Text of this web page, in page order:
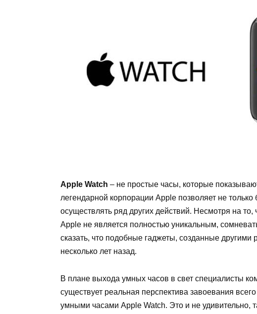
Apple Watch – не простые часы, которые
легендарной корпорации Apple позволяет не только
осуществлять ряд других действий. Несмотря на
Apple не является полностью уникальным,
сказать, что подобные гаджеты, созданные
несколько лет назад.
В плане выхода умных часов в свет специалисты
существует реальная перспектива завоевания
умными часами Apple Watch. Это и не удивительно,